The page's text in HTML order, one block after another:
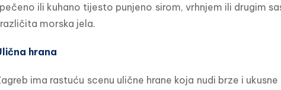
ili kuhano tijesto punjeno sirom, vrhnjem ili drugim
morska jela.
hrana
ima rastuću scenu ulične hrane koja nudi brze i